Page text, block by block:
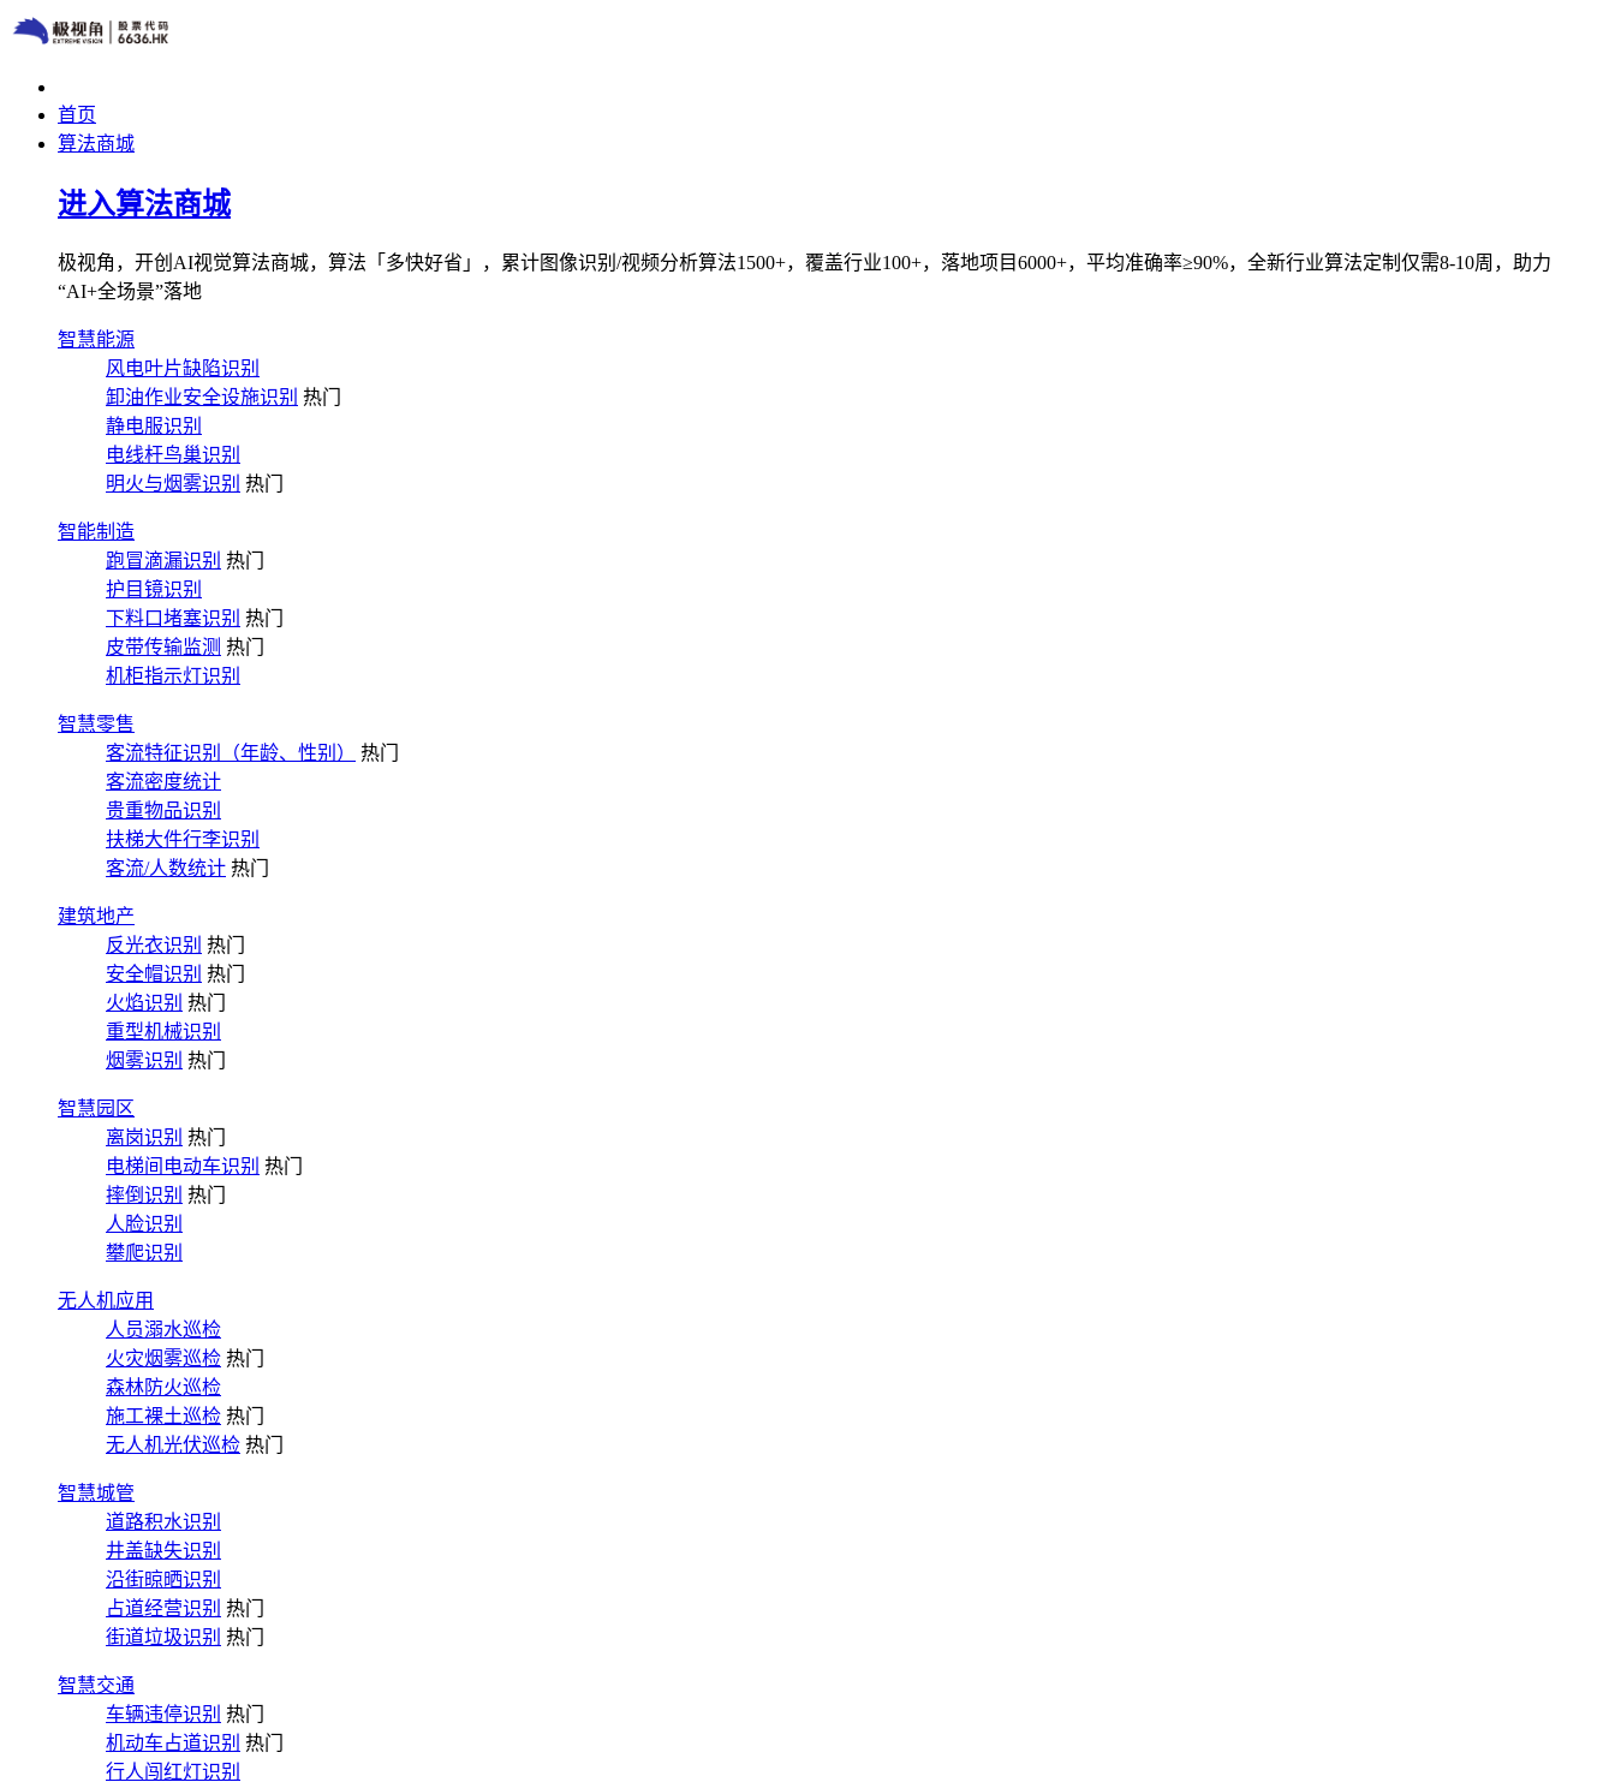
首页
算法商城
进入算法商城
极视角，开创AI视觉算法商城，算法「多快好省」，累计图像识别/视频分析算法1500+，覆盖行业100+，落地项目6000+，平均准确率≥90%，全新行业算法定制仅需8-10周，助力
“AI+全场景”落地
智慧能源
风电叶片缺陷识别
卸油作业安全设施识别 热门
静电服识别
电线杆鸟巢识别
明火与烟雾识别 热门
智能制造
跑冒滴漏识别 热门
护目镜识别
下料口堵塞识别 热门
皮带传输监测 热门
机柜指示灯识别
智慧零售
客流特征识别（年龄、性别）
热门
客流密度统计
贵重物品识别
扶梯大件行李识别
客流/人数统计 热门
建筑地产
反光衣识别 热门
安全帽识别 热门
火焰识别 热门
重型机械识别
烟雾识别 热门
智慧园区
离岗识别 热门
电梯间电动车识别 热门
摔倒识别 热门
人脸识别
攀爬识别
无人机应用
人员溺水巡检
火灾烟雾巡检 热门
森林防火巡检
施工裸土巡检 热门
无人机光伏巡检 热门
智慧城管
道路积水识别
井盖缺失识别
沿街晾晒识别
占道经营识别 热门
街道垃圾识别 热门
智慧交通
车辆违停识别 热门
机动车占道识别 热门
行人闯红灯识别